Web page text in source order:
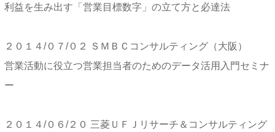
利益を生み出す「営業目標数字」の立て方と必達法
２０１４/０７/０２ ＳＭＢＣコンサルティング（大阪）
営業活動に役立つ営業担当者のためのデータ活用入門セミナ
ー
２０１４/０６/２０ 三菱ＵＦＪリサーチ＆コンサルティング